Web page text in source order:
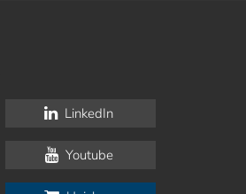
LinkedIn
Youtube